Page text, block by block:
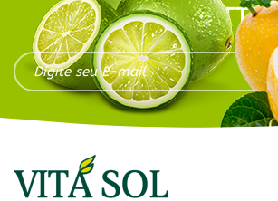
NEWSLETTER